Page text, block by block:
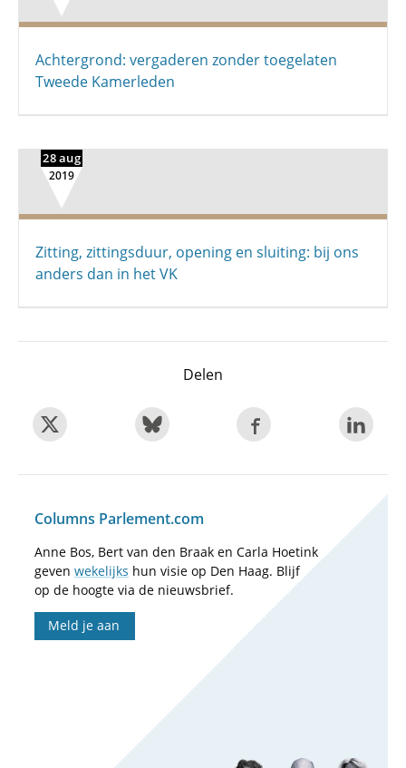
Achtergrond: vergaderen zonder toegelaten
Tweede Kamerleden
28 aug
2019
Zitting, zittingsduur, opening en sluiting: bij ons
anders dan in het VK
Delen
Columns Parlement.com
Anne Bos, Bert van den Braak en Carla Hoetink
geven wekelijks hun visie op Den Haag. Blijf
op de hoogte via de nieuwsbrief.
Meld je aan